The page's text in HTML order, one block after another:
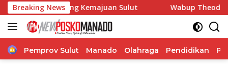
Langsung
ke
konten
Breaking News
Dorong Kemajuan Sulut Wabup Theodorus Kawatu
Home
Pemprov Sulut Manado Olahraga Pendidikan